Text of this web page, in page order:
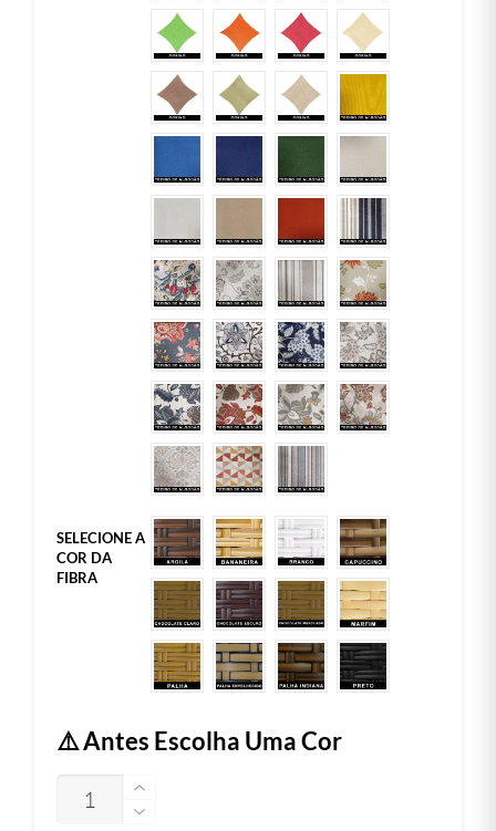
SELECIONE A
COR DA
FIBRA
⚠️ Antes Escolha Uma Cor
QUANTIDADE